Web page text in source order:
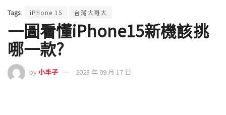
Tags: iPhone 15 台灣大哥大
一圖看懂iPhone15新機該挑
哪一款?
by小丰子 2023 年 09 月 17 日